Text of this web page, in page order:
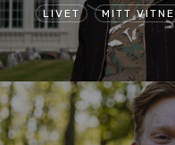
LIVET MITT